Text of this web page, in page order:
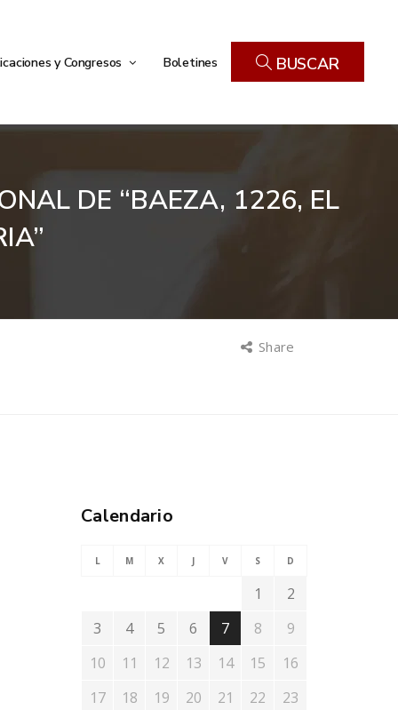
y Congresos Boletines BUSCAR
DE “BAEZA, 1226, EL
Share
Calendario
L M X J V S D
1
2
3
4 5 6 7 8
9
10
11 12 13 14 15
16
17
18 19 20 21 22
23